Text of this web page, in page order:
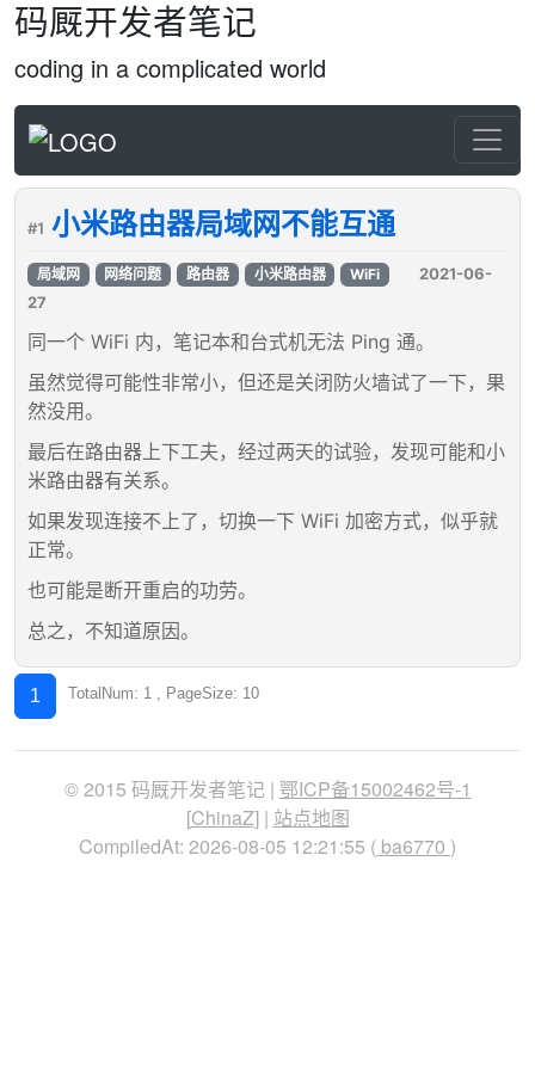
码厩开发者笔记
coding in a complicated world
#1 小米路由器局域网不能互通
局域网 网络问题 路由器 小米路由器 WiFi
2021-06-
27
同一个 WiFi 内，笔记本和台式机无法 Ping 通。
虽然觉得可能性非常小，但还是关闭防火墙试了一下，果
然没用。
最后在路由器上下工夫，经过两天的试验，发现可能和小
米路由器有关系。
如果发现连接不上了，切换一下 WiFi 加密方式，似乎就
正常。
也可能是断开重启的功劳。
总之，不知道原因。
1 TotalNum: 1 , PageSize: 10
© 2015 码厩开发者笔记 | 鄂ICP备15002462号-1
[ChinaZ] | 站点地图
CompiledAt: 2026-08-05 12:21:55 ( ba6770 )